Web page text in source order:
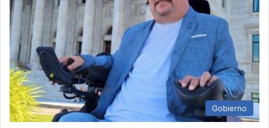
Gobierno